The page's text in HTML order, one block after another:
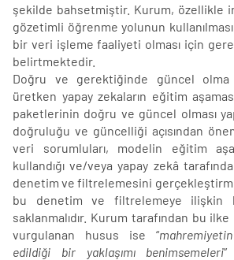
şekilde bahsetmiştir. Kurum, özellikle
gözetimli öğrenme yolunun
bir veri işleme faaliyeti olması için
belirtmektedir.
Doğru ve gerektiğinde güncel olma
üretken yapay zekaların eğitim
paketlerinin doğru ve güncel olması
doğruluğu ve güncelliği açısından
veri sorumluları, modelin eğitim
kullandığı ve/veya yapay zekâ
denetim ve filtrelemesini
bu denetim ve filtrelemeye ilişkin
saklanmalıdır. Kurum tarafından bu
vurgulanan husus ise “
edildiği bir yaklaşımı benimsemeleri